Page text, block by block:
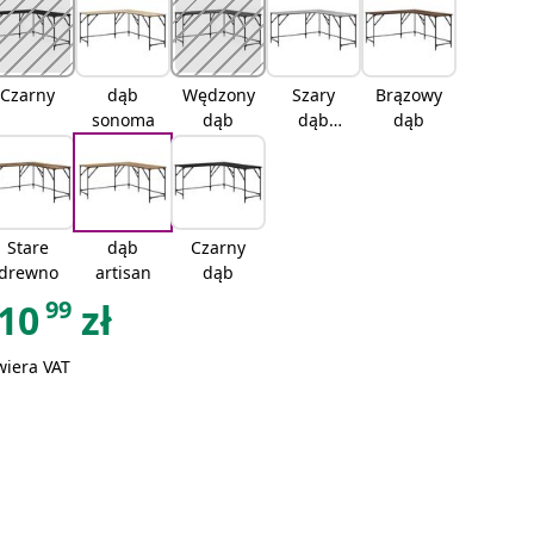
Czarny
dąb
sonoma
Wędzony
dąb
Szary
dąb
Brązowy
dąb
Stare
dąb
artisan
Czarny
dąb
99 zł
VAT